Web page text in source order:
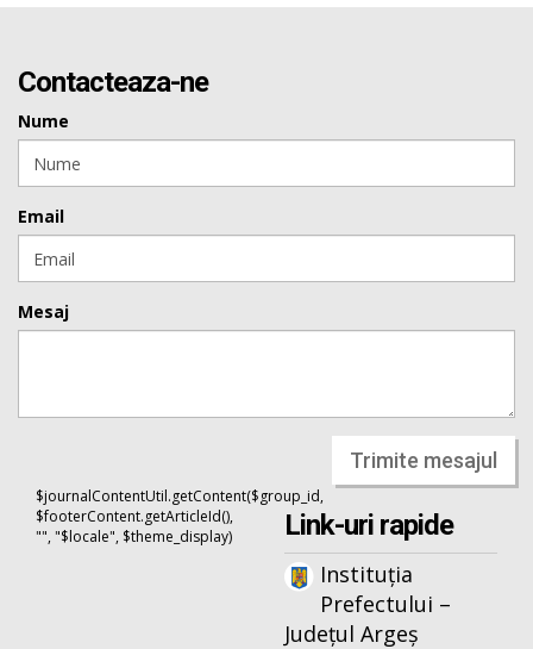
Contacteaza-ne
Nume
Email
Mesaj
Trimite mesajul
$journalContentUtil.getContent($group_id,
$footerContent.getArticleId(),
"", "$locale", $theme_display)
Link-uri rapide
Instituția
Prefectului –
Județul Argeș